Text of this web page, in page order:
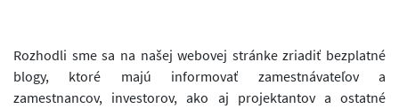
Rozhodli sme sa na našej webovej stránke zriadiť bezplatné
blogy, ktoré majú informovať zamestnávateľov a
zamestnancov, investorov, ako aj projektantov a ostatné